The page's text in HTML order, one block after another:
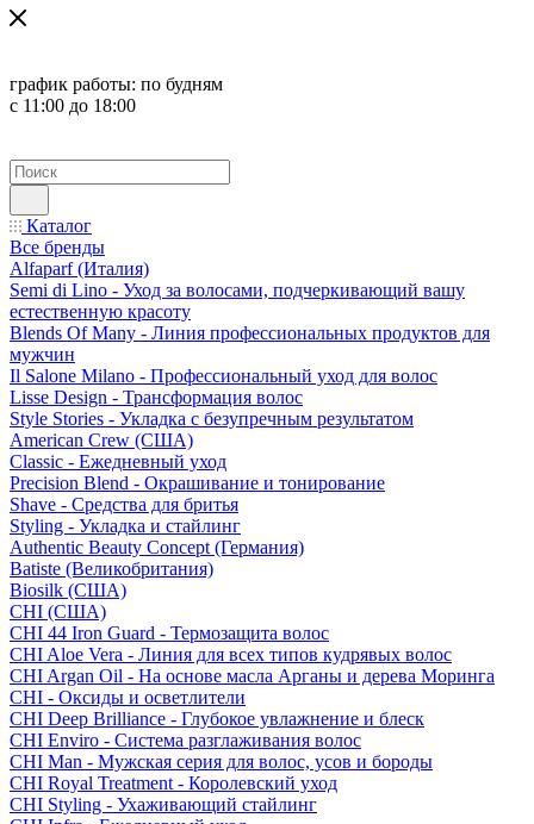
график работы: по будням
с 11:00 до 18:00
Каталог
Все бренды
Alfaparf (Италия)
Semi di Lino - Уход за волосами, подчеркивающий вашу
естественную красоту
Blends Of Many - Линия профессиональных продуктов для
мужчин
Il Salone Milano - Профессиональный уход для волос
Lisse Design - Трансформация волос
Style Stories - Укладка с безупречным результатом
American Crew (США)
Classic - Ежедневный уход
Precision Blend - Окрашивание и тонирование
Shave - Средства для бритья
Styling - Укладка и стайлинг
Authentic Beauty Concept (Германия)
Batiste (Великобритания)
Biosilk (США)
CHI (США)
CHI 44 Iron Guard - Термозащита волос
CHI Aloe Vera - Линия для всех типов кудрявых волос
CHI Argan Oil - На основе масла Арганы и дерева Моринга
CHI - Оксиды и осветлители
CHI Deep Brilliance - Глубокое увлажнение и блеск
CHI Enviro - Система разглаживания волос
CHI Man - Мужская серия для волос, усов и бороды
CHI Royal Treatment - Королевский уход
CHI Styling - Ухаживающий стайлинг